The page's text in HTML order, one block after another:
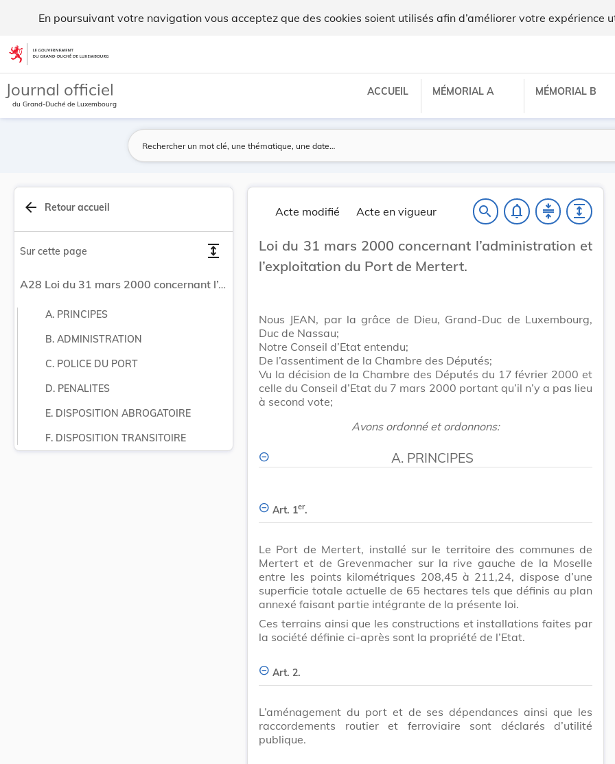
En poursuivant votre navigation vous acceptez que des cookies soient utilisés afin d’améliorer votre expérience
Aller au contenu
Journal officiel
du Grand-Duché de Luxembourg
ACCUEIL MÉMORIAL A MÉMORIAL B
arrow_back Retour accueil
Sur cette page expand
A28 Loi du 31 mars 2000 concernant l’administration et l’exploitation du Port de Mertert.
A. PRINCIPES
B. ADMINISTRATION
C. POLICE DU PORT
D. PENALITES
E. DISPOSITION ABROGATOIRE
F. DISPOSITION TRANSITOIRE
Acte modifié Acte en vigueur search notifications_none compress expand
Loi du 31 mars 2000 concernant l’administration et
l’exploitation du Port de Mertert.
Nous JEAN, par la grâce de Dieu, Grand-Duc de Luxembourg,
Duc de Nassau;
Notre Conseil d’Etat entendu;
De l’assentiment de la Chambre des Députés;
Vu la décision de la Chambre des Députés du 17 février 2000 et
celle du Conseil d’Etat du 7 mars 2000 portant qu’il n’y a pas lieu
à second vote;
Avons ordonné et ordonnons:
A. PRINCIPES
Art. 1er.
Le Port de Mertert, installé sur le territoire des communes de
Mertert et de Grevenmacher sur la rive gauche de la Moselle
entre les points kilométriques 208,45 à 211,24, dispose d’une
superficie totale actuelle de 65 hectares tels que définis au plan
annexé faisant partie intégrante de la présente loi.
Ces terrains ainsi que les constructions et installations faites par
la société définie ci-après sont la propriété de l’Etat.
Art. 2.
L’aménagement du port et de ses dépendances ainsi que les
raccordements routier et ferroviaire sont déclarés d’utilité
publique.